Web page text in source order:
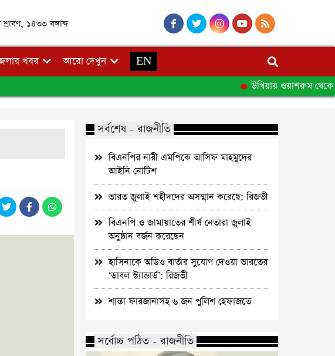
১৪৩৩ বঙ্গাব্দ
খবর আরো দেখুন
EN
উখিয়ায় ওয়াশরুম থেকে
সর্বশেষ - রাজনীতি
বিএনপির নারী এমপিকে আসিফ মাহমুদের
আইনি নোটিশ
ভারত জুলাই শহীদদের অসম্মান করেছে: রিজভী
বিএনপি ও জামায়াতের শীর্ষ নেতারা জুলাই
অনুষ্ঠান বর্জন করেছেন
হাসিনাকে অডিও বার্তার সুযোগ দেওয়া ভারতের
‘ডাবল স্ট্যান্ডার্ড’: রিজভী
শান্তা ফারজানাসহ ৬ জন পুলিশ হেফাজতে
সর্বোচ্চ পঠিত - রাজনীতি